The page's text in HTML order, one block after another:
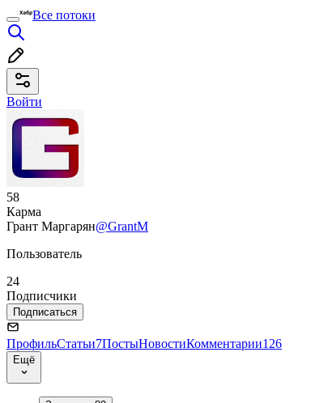
Все потоки
Войти
58
Карма
Грант Маргарян@GrantM
Пользователь
24
Подписчики
Подписаться
ПрофильСтатьи7ПостыНовостиКомментарии126
Ещё